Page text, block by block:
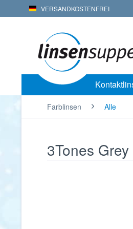
VERSANDKOSTENFREI
Farblinsen Alle
3Tones